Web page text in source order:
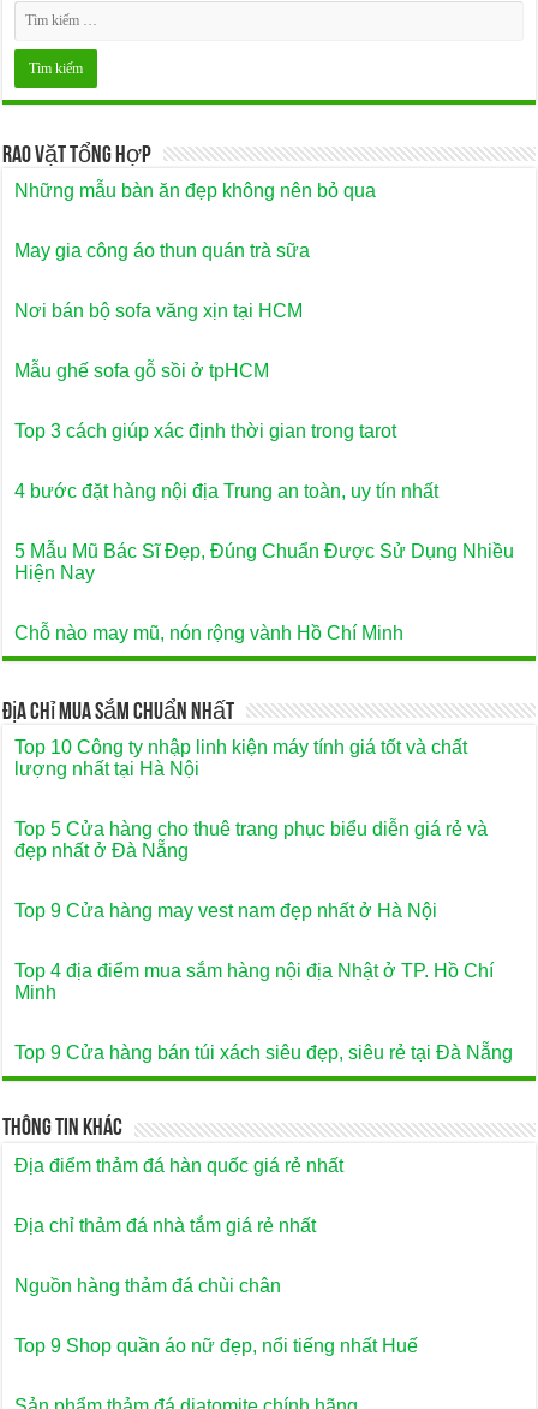
Rao Vặt Tổng Hợp
Những mẫu bàn ăn đẹp không nên bỏ qua
May gia công áo thun quán trà sữa
Nơi bán bộ sofa văng xịn tại HCM
Mẫu ghế sofa gỗ sồi ở tpHCM
Top 3 cách giúp xác định thời gian trong tarot
4 bước đặt hàng nội địa Trung an toàn, uy tín nhất
5 Mẫu Mũ Bác Sĩ Đẹp, Đúng Chuẩn Được Sử Dụng Nhiều
Hiện Nay
Chỗ nào may mũ, nón rộng vành Hồ Chí Minh
Địa Chỉ Mua Sắm Chuẩn Nhất
Top 10 Công ty nhập linh kiện máy tính giá tốt và chất
lượng nhất tại Hà Nội
Top 5 Cửa hàng cho thuê trang phục biểu diễn giá rẻ và
đẹp nhất ở Đà Nẵng
Top 9 Cửa hàng may vest nam đẹp nhất ở Hà Nội
Top 4 địa điểm mua sắm hàng nội địa Nhật ở TP. Hồ Chí
Minh
Top 9 Cửa hàng bán túi xách siêu đẹp, siêu rẻ tại Đà Nẵng
Thông Tin Khác
Địa điểm thảm đá hàn quốc giá rẻ nhất
Địa chỉ thảm đá nhà tắm giá rẻ nhất
Nguồn hàng thảm đá chùi chân
Top 9 Shop quần áo nữ đẹp, nổi tiếng nhất Huế